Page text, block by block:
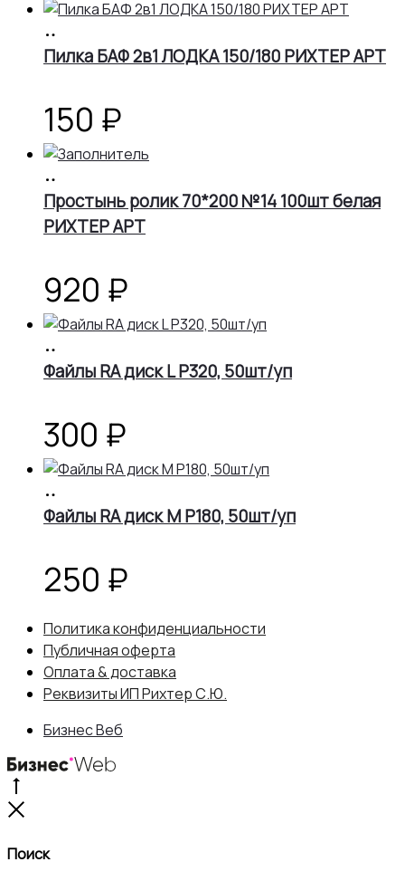
корзину
Пилка БАФ 2в1 ЛОДКА 150/180 РИХТЕР АРТ
150 ₽
корзину
Простынь ролик 70*200 №14 100шт белая
РИХТЕР АРТ
920 ₽
корзину
Файлы RA диск L Р320, 50шт/уп
300 ₽
корзину
Файлы RA диск M Р180, 50шт/уп
250 ₽
Политика конфиденциальности
Публичная оферта
Оплата & доставка
Реквизиты ИП Рихтер С.Ю.
Бизнес Веб
Поиск